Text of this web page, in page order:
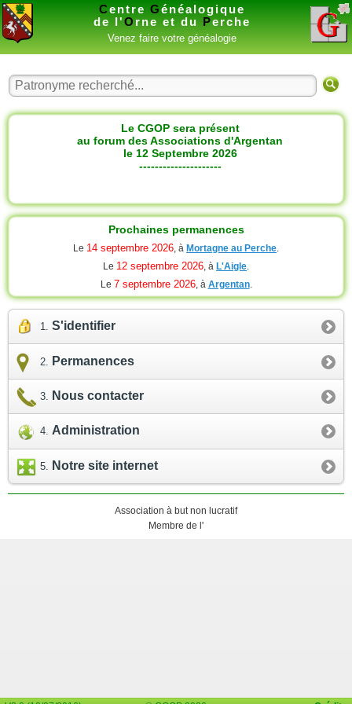
Centre Généalogique
de l'O rne et du Perche
Venez faire votre généalogie
Le CGOP sera présent
au forum des Associations d'Argentan
le 12 Septembre 2026
---------------------
Prochaines permanences
Le 14 septembre 2026, à Mortagne au Perche.
Le 12 septembre 2026, à L'Aigle.
Le 7 septembre 2026, à Argentan.
S'identifier
Permanences
Nous contacter
Administration
Notre site internet
Association à but non lucratif
Membre de l'